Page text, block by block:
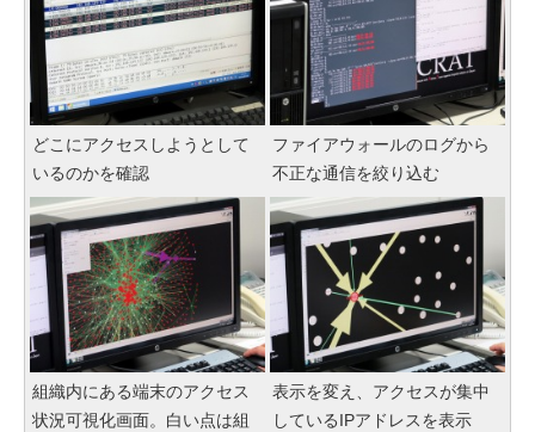
どこにアクセスしようとして
いるのかを確認
ファイアウォールのログから
不正な通信を絞り込む
組織内にある端末のアクセス
状況可視化画面。白い点は組
表示を変え、アクセスが集中
しているIPアドレスを表示